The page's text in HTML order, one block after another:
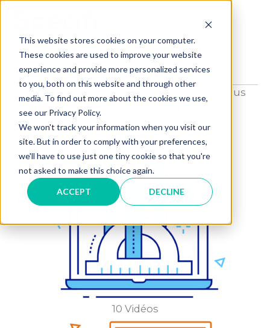
This website stores cookies on your computer.
These cookies are used to improve your website
experience and provide more personalized services
to you, both on this website and through other
media. To find out more about the cookies we use,
see our Privacy Policy.
We won't track your information when you visit our
site. But in order to comply with your preferences,
we'll have to use just one tiny cookie so that you're
not asked to make this choice again.
ACCEPT DECLINE
content
Tutoriels
Développez vos compétences Specifi. Nous
avons une bibliothèque complète de
ressources pour vous aider.
10 Vidéos